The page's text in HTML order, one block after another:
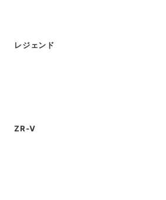
レジェンド
ZR-V